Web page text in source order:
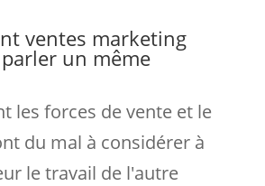
ventes marketing
un même
les forces de vente et le
du mal à considérer à
le travail de l'autre